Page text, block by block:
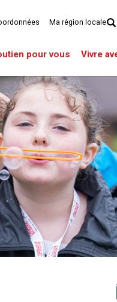
pour vous Vivre
Ma région locale